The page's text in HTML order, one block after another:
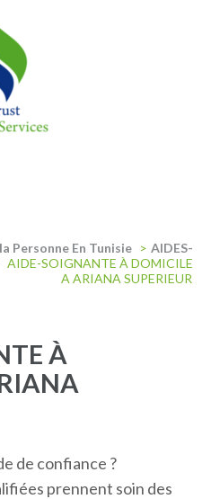
Personne En Tunisie > AIDES-
AIDE-SOIGNANTE À DOMICILE
A ARIANA SUPERIEUR
À
de confiance ?
prennent soin des